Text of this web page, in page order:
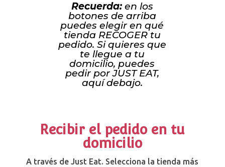
Recuerda:en los
botones de arriba
puedes elegir en qué
tienda RECOGER tu
pedido. Si quieres que
te llegue a tu
domicilio, puedes
pedir por JUST EAT,
aquí debajo.
Recibir el pedido en tu
domicilio
A través de Just Eat. Selecciona la tienda más